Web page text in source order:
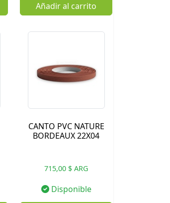
Añadir al carrito
CANTO PVC NATURE
BORDEAUX 22X04
715,00 $ ARG
Disponible